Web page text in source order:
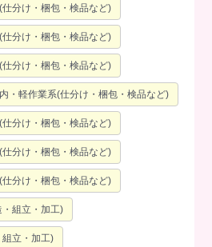
分け・梱包・検品など)
分け・梱包・検品など)
分け・梱包・検品など)
・軽作業系(仕分け・梱包・検品など)
分け・梱包・検品など)
分け・梱包・検品など)
分け・梱包・検品など)
組立・加工)
立・加工)